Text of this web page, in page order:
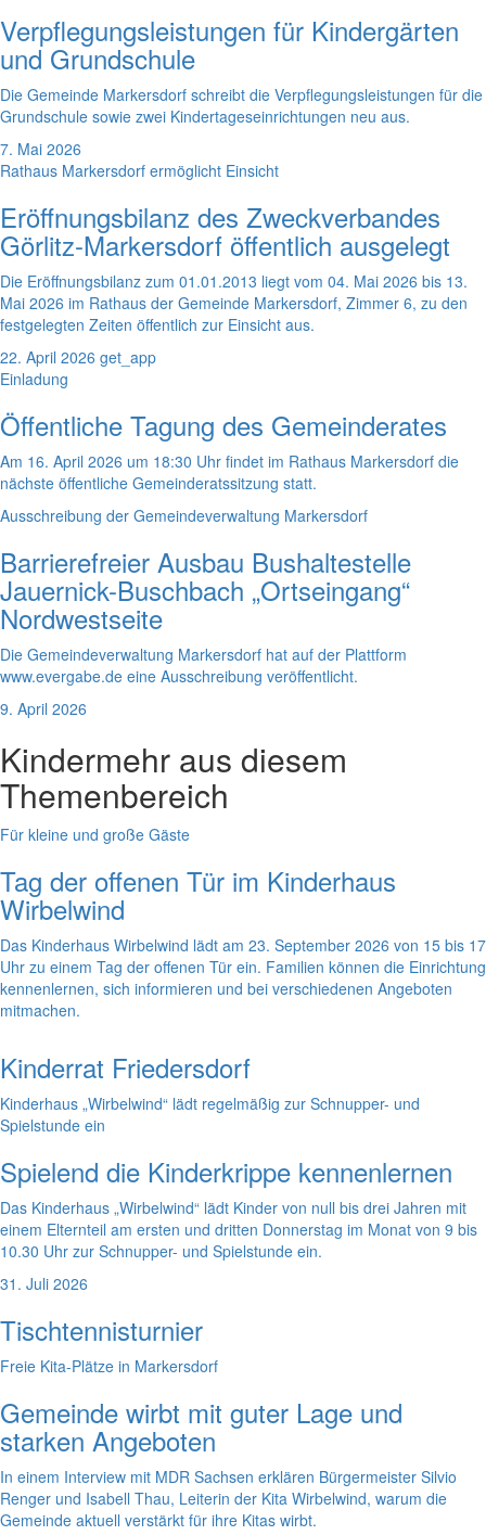
Verpflegungsleistungen für Kindergärten
und Grundschule
Die Gemeinde Markersdorf schreibt die Verpflegungsleistungen für die
Grundschule sowie zwei Kindertageseinrichtungen neu aus.
7. Mai 2026
Rathaus Markersdorf ermöglicht Einsicht
Eröffnungsbilanz des Zweckverbandes
Görlitz-Markersdorf öffentlich ausgelegt
Die Eröffnungsbilanz zum 01.01.2013 liegt vom 04. Mai 2026 bis 13.
Mai 2026 im Rathaus der Gemeinde Markersdorf, Zimmer 6, zu den
festgelegten Zeiten öffentlich zur Einsicht aus.
22. April 2026 get_app
Einladung
Öffentliche Tagung des Gemeinderates
Am 16. April 2026 um 18:30 Uhr findet im Rathaus Markersdorf die
nächste öffentliche Gemeinderatssitzung statt.
Ausschreibung der Gemeindeverwaltung Markersdorf
Barrierefreier Ausbau Bushaltestelle
Jauernick-Buschbach „Ortseingang“
Nordwestseite
Die Gemeindeverwaltung Markersdorf hat auf der Plattform
www.evergabe.de eine Ausschreibung veröffentlicht.
9. April 2026
Kindermehr aus diesem
Themenbereich
Für kleine und große Gäste
Tag der offenen Tür im Kinderhaus
Wirbelwind
Das Kinderhaus Wirbelwind lädt am 23. September 2026 von 15 bis 17
Uhr zu einem Tag der offenen Tür ein. Familien können die Einrichtung
kennenlernen, sich informieren und bei verschiedenen Angeboten
mitmachen.
Kinderrat Friedersdorf
Kinderhaus „Wirbelwind“ lädt regelmäßig zur Schnupper- und
Spielstunde ein
Spielend die Kinderkrippe kennenlernen
Das Kinderhaus „Wirbelwind“ lädt Kinder von null bis drei Jahren mit
einem Elternteil am ersten und dritten Donnerstag im Monat von 9 bis
10.30 Uhr zur Schnupper- und Spielstunde ein.
31. Juli 2026
Tischtennisturnier
Freie Kita-Plätze in Markersdorf
Gemeinde wirbt mit guter Lage und
starken Angeboten
In einem Interview mit MDR Sachsen erklären Bürgermeister Silvio
Renger und Isabell Thau, Leiterin der Kita Wirbelwind, warum die
Gemeinde aktuell verstärkt für ihre Kitas wirbt.